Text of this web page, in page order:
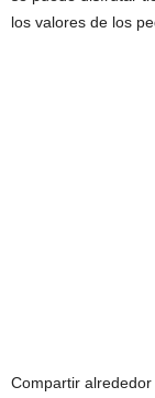
los valores de los
Compartir